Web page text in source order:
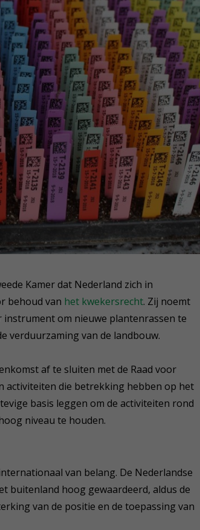
Kamer dat Nederland zich in
behoud van het kwekersrecht. Zij noemt
om nieuwe plantenrassen te
verduurzaming van de landbouw.
af te sluiten met de Raad voor
activiteiten die betrekking hebben op het
basis leggen om de activiteiten rond
niveau te houden.
van belang. De Nederlandse
buitenland hoog gewaardeerd, aldus de
van de positie en de toepassing van